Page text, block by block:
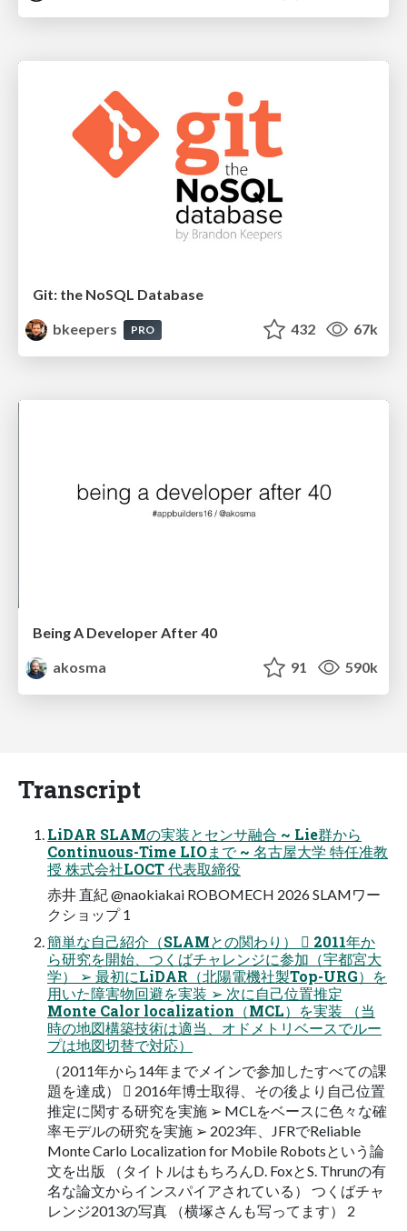
Git: the NoSQL Database
bkeepers
PRO 432 67k
Being A Developer After 40
akosma
91 590k
Transcript
LiDAR SLAMの実装とセンサ融合 ~ Lie群から
Continuous-Time LIOまで ~ 名古屋大学 特任准教
授 株式会社LOCT 代表取締役
赤井 直紀 @naokiakai ROBOMECH 2026 SLAMワー
クショップ 1
簡単な自己紹介（SLAMとの関わり）  2011年か
ら研究を開始、つくばチャレンジに参加（宇都宮大
学） ➢ 最初にLiDAR（北陽電機社製Top-URG）を
用いた障害物回避を実装 ➢ 次に自己位置推定
Monte Calor localization（MCL）を実装 （当
時の地図構築技術は適当、オドメトリベースでルー
プは地図切替で対応）
（2011年から14年までメインで参加したすべての課
題を達成）  2016年博士取得、その後より自己位置
推定に関する研究を実施 ➢ MCLをベースに色々な確
率モデルの研究を実施 ➢ 2023年、JFRでReliable
Monte Carlo Localization for Mobile Robotsという論
文を出版 （タイトルはもちろんD. FoxとS. Thrunの有
名な論文からインスパイアされている） つくばチャ
レンジ2013の写真 （横塚さんも写ってます） 2